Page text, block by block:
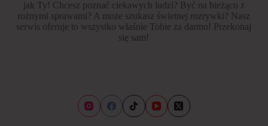
jak Ty! Chcesz poznać ciekawych ludzi? Być na bieżąco z
rożnymi sprawami? A może szukasz świetnej rozrywki? Nasz
serwis oferuje to wszystko właśnie Tobie za darmo! Przekonaj
się sam!